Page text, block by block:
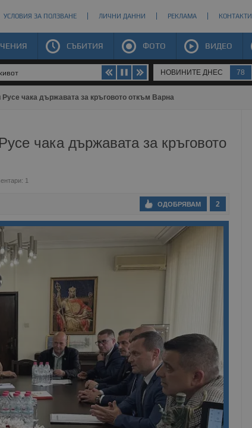
УСЛОВИЯ ЗА ПОЛЗВАНЕ ЛИЧНИ ДАННИ РЕКЛАМА КОНТАКТИ
СЪБИТИЯ ФОТО ВИДЕО
НОВИНИТЕ ДНЕС 78
чака държавата за кръговото откъм Варна
чака държавата за кръговото
1
2
ОДОБРЯВАМ